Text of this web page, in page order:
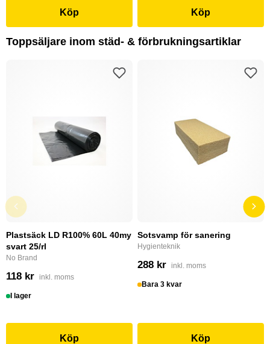
Köp Köp
Toppsäljare inom städ- & förbrukningsartiklar
Plastsäck LD R100% 60L 40my
svart 25/rl
No Brand
118 kr inkl. moms
I lager
Köp
Sotsvamp för sanering
Hygienteknik
288 kr inkl. moms
Bara 3 kvar
Köp